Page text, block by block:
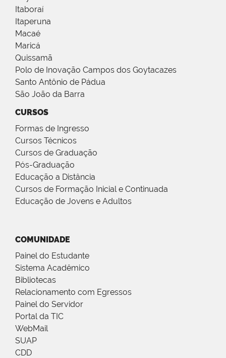
Itaboraí
Itaperuna
Macaé
Maricá
Quissamã
Polo de Inovação Campos dos Goytacazes
Santo Antônio de Pádua
São João da Barra
CURSOS
Formas de Ingresso
Cursos Técnicos
Cursos de Graduação
Pós-Graduação
Educação a Distância
Cursos de Formação Inicial e Continuada
Educação de Jovens e Adultos
COMUNIDADE
Painel do Estudante
Sistema Acadêmico
Bibliotecas
Relacionamento com Egressos
Painel do Servidor
Portal da TIC
WebMail
SUAP
CDD